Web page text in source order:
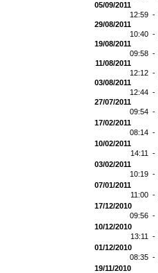
05/09/2011
12:59 -
29/08/2011
10:40 -
19/08/2011
09:58 -
11/08/2011
12:12 -
03/08/2011
12:44 -
27/07/2011
09:54 -
17/02/2011
08:14 -
10/02/2011
14:11 -
03/02/2011
10:19 -
07/01/2011
11:00 -
17/12/2010
09:56 -
10/12/2010
13:11 -
01/12/2010
08:35 -
19/11/2010